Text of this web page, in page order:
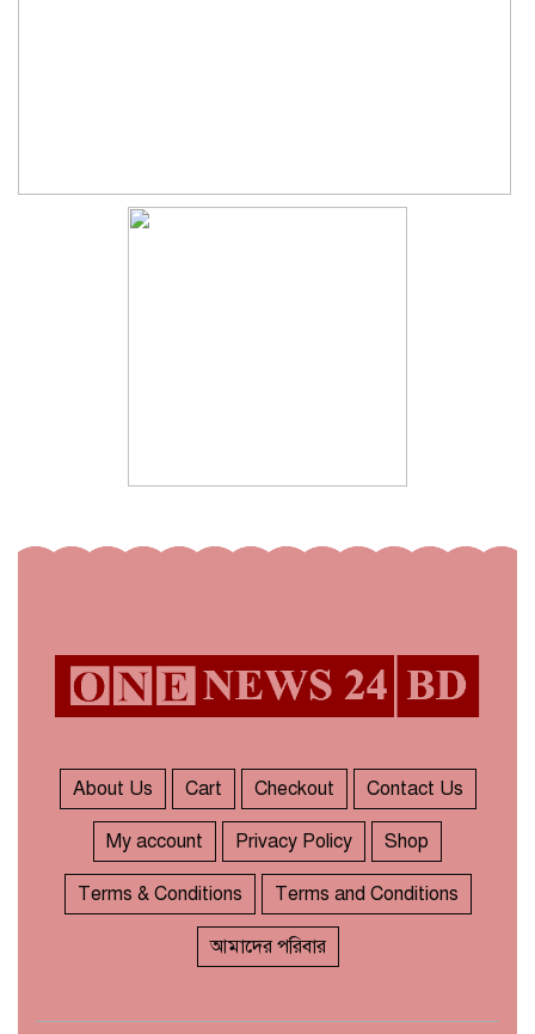
About Us Cart Checkout Contact Us
My account Privacy Policy Shop
Terms & Conditions Terms and Conditions
আমাদের পরিবার